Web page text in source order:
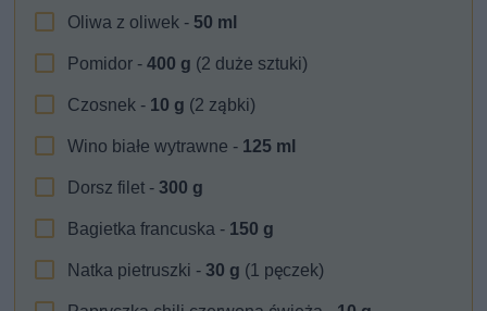
Oliwa z oliwek - 50 ml
Pomidor -400 g (2 duże sztuki)
Czosnek - 10 g (2 ząbki)
Wino białe wytrawne - 125 ml
Dorsz filet -300 g
Bagietka francuska - 150 g
Natka pietruszki -30 g (1 pęczek)